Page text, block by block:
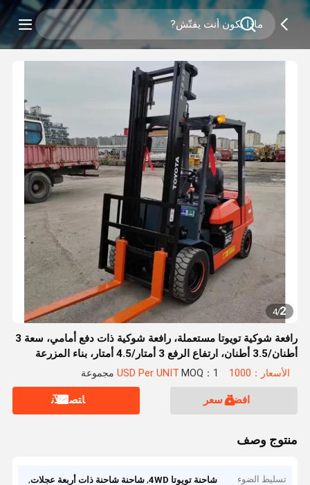
2
/
4
رافعة شوكية تويوتا مستعملة، رافعة شوكية ذات دفع أمامي، سعة 3
أطنان/3.5 أطنان، ارتفاع الرفع 3 أمتار/4.5 أمتار، بناء المزرعة
الأسعار：1000 USD Per UNIT MOQ：1 مجموعة
افضل سعر ﺎﺘﺼﻟ ﺍﻶﻧ
منتوج وصف
تسليط الضوء شاحنة تويوتا 4WD ,شاحنة شاحنة ذات أربعة عجلات,